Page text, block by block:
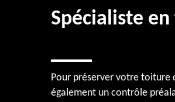
Spécialiste
Pour préserver votre toiture
également un contrôle